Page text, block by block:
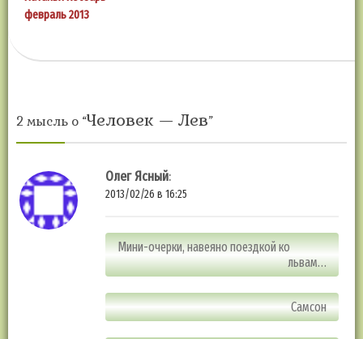
февраль 2013
2 мысль о “Человек — Лев”
Олег Ясный:
2013/02/26 в 16:25
Мини-очерки, навеяно поездкой ко
львам…
Самсон